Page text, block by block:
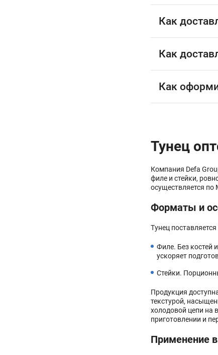
Как
Как
Как
Тунец
Компания Defa
филе и стейки,
осуществляется по
Форматы и
Тунец
Филе. Без костей
ускоряет
Стейки.
Продукция
текстурой,
холодовой цепи на
приготовлении и
Применение